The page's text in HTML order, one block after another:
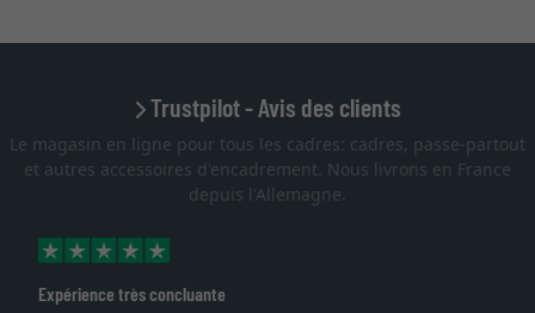
Trustpilot - Avis des clients
Le magasin en ligne pour tous les cadres: cadres, passe-partout
et autres accessoires d'encadrement. Nous livrons en France
depuis l'Allemagne.
Expérience très concluante